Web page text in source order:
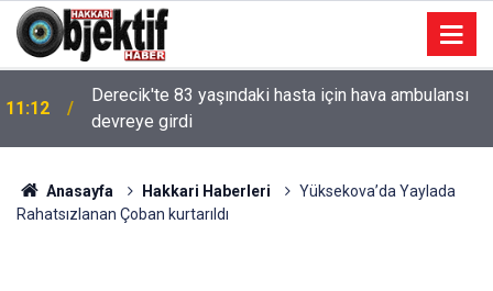
11:12
Derecik'te 83 yaşındaki hasta için hava ambulansı
devreye girdi
Anasayfa Hakkari Haberleri
Yüksekova’da Yaylada
Rahatsızlanan Çoban kurtarıldı